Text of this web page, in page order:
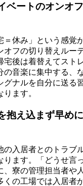
ベートのオンオ
＝休み」という感覚
オフの切り替えルー
宅後は着替えてスト
の音楽に集中する、
グナルを自分に送る
ます。
抱え込まず早め
の入居者とのトラブ
ります。「どうせ言
、寮の管理担当者や
くの工場では入居者